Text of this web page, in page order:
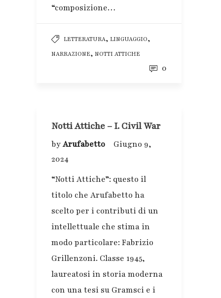
“composizione…
LETTERATURA, LINGUAGGIO,
NARRAZIONE, NOTTI ATTICHE
0
Notti Attiche – I. Civil War
byArufabetto
Giugno 9,
2024
“Notti Attiche”: questo il
titolo che Arufabetto ha
scelto per i contributi di un
intellettuale che stima in
modo particolare: Fabrizio
Grillenzoni. Classe 1945,
laureatosi in storia moderna
con una tesi su Gramsci e i